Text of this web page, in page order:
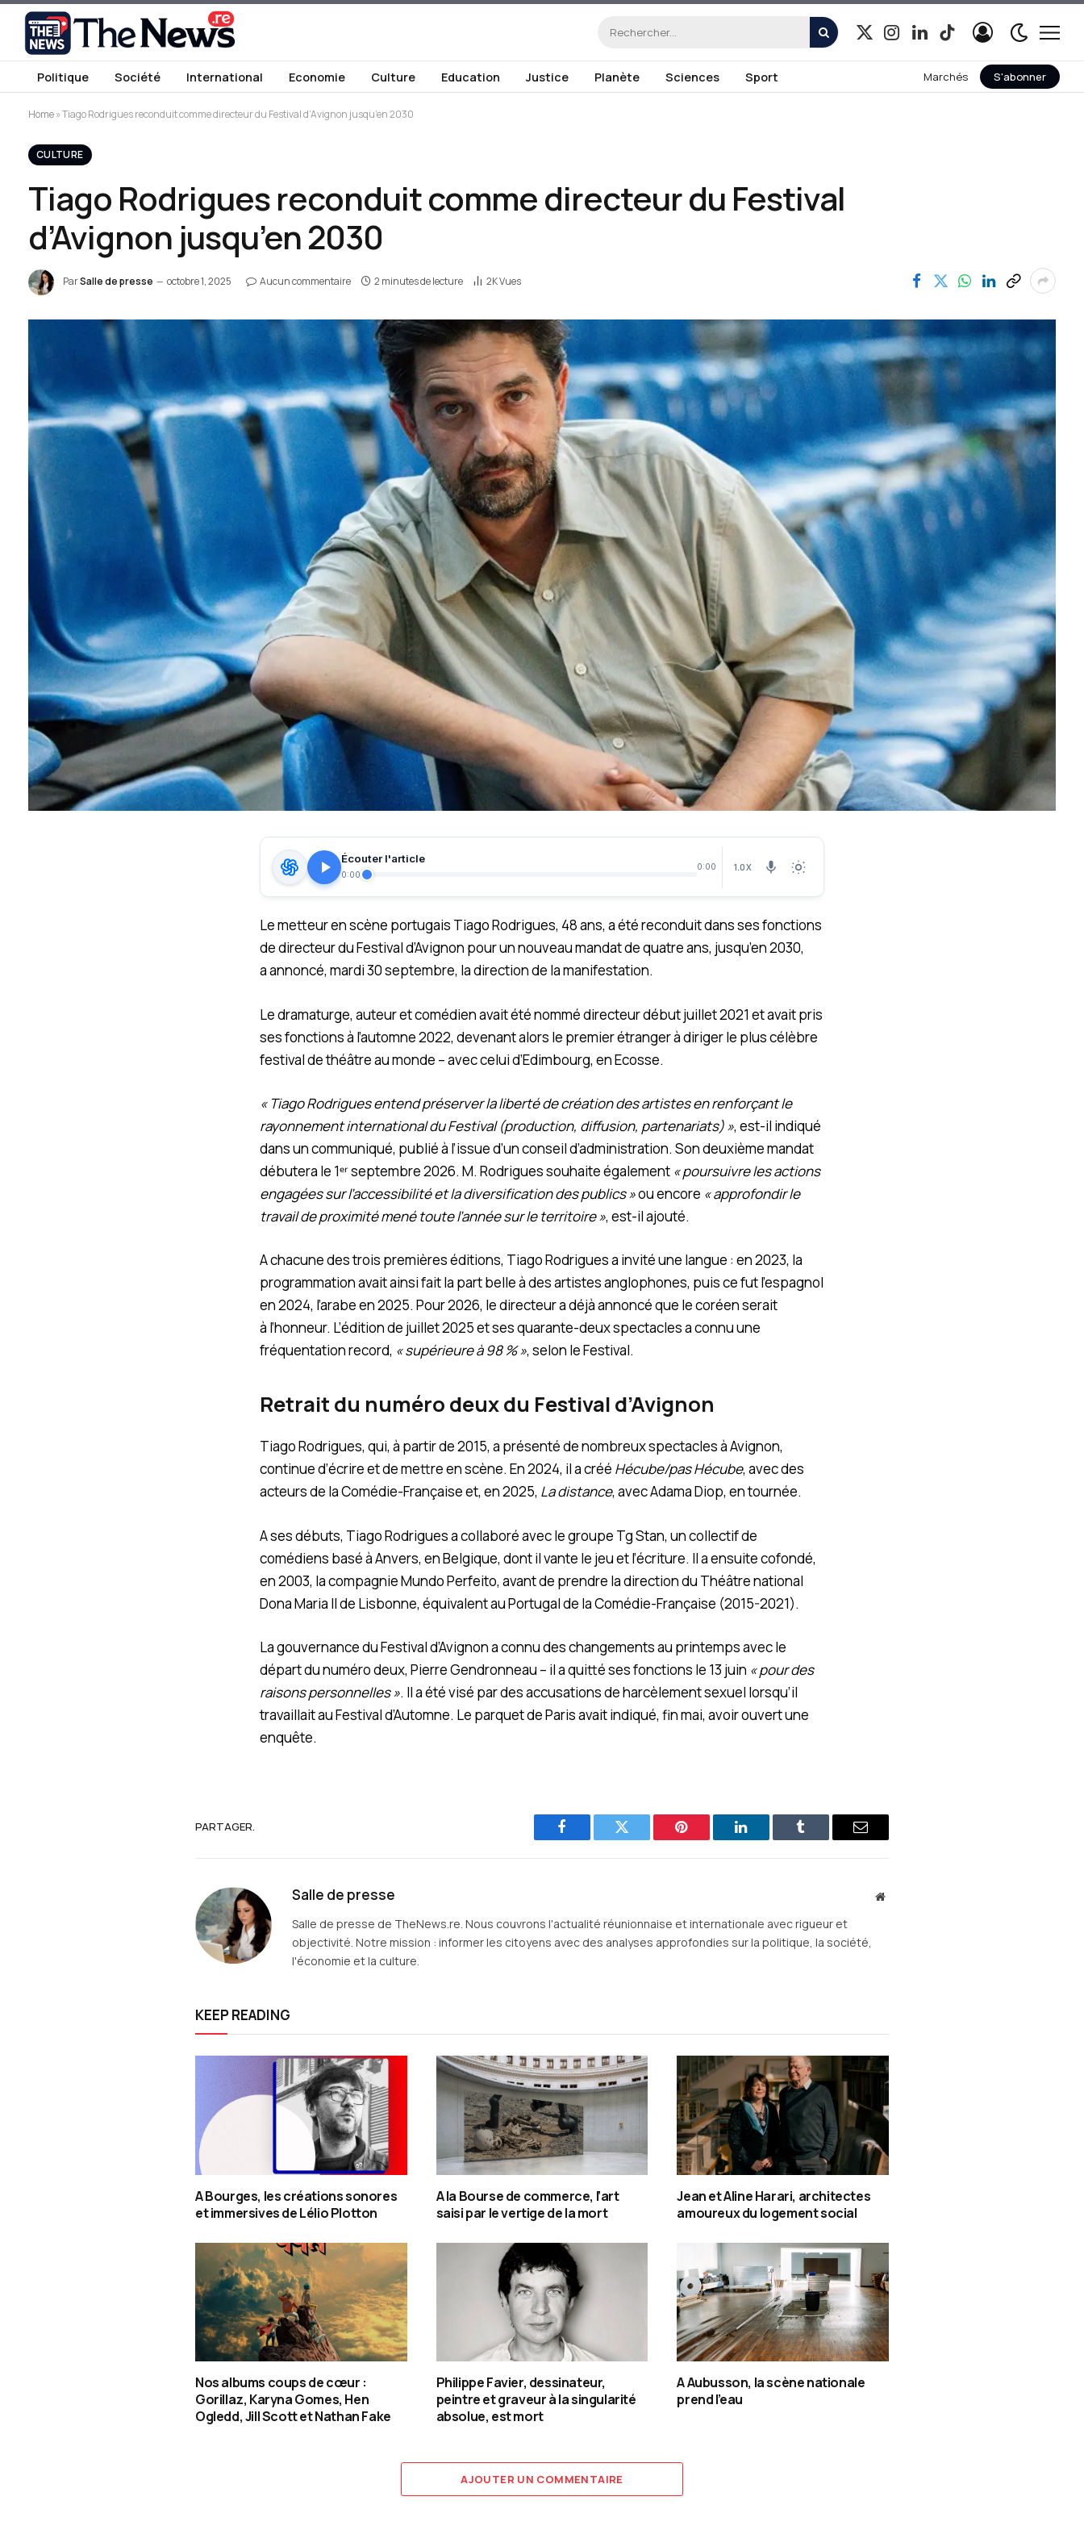
X
Instagram
LinkedInTikTok
Politique Société International Economie Culture Education Justice Planète Sciences Sport Marchés S'abonner
Home»Tiago Rodrigues reconduit comme directeur du Festival d’Avignon jusqu’en 2030
CULTURE
Tiago Rodrigues reconduit comme directeur du Festival
d’Avignon jusqu’en 2030
ParSalle de presse octobre 1, 2025 Aucun commentaire 2 minutes de lecture 2KVues
Écouter l'article
0:00
0:00 1.0X
Le metteur en scène portugais Tiago Rodrigues, 48 ans, a été reconduit dans ses fonctions
de directeur du Festival d’Avignon pour un nouveau mandat de quatre ans, jusqu’en 2030,
a annoncé, mardi 30 septembre, la direction de la manifestation.
Le dramaturge, auteur et comédien avait été nommé directeur début juillet 2021 et avait pris
ses fonctions à l’automne 2022, devenant alors le premier étranger à diriger le plus célèbre
festival de théâtre au monde – avec celui d’Edimbourg, en Ecosse.
« Tiago Rodrigues entend préserver la liberté de création des artistes en renforçant le
rayonnement international du Festival (production, diffusion, partenariats) », est-il indiqué
dans un communiqué, publié à l’issue d’un conseil d’administration. Son deuxième mandat
débutera le 1ᵉʳ septembre 2026. M. Rodrigues souhaite également « poursuivre les actions
engagées sur l’accessibilité et la diversification des publics »ou encore « approfondir le
travail de proximité mené toute l’année sur le territoire », est-il ajouté.
A chacune des trois premières éditions, Tiago Rodrigues a invité une langue : en 2023, la
programmation avait ainsi fait la part belle à des artistes anglophones, puis ce fut l’espagnol
en 2024, l’arabe en 2025. Pour 2026, le directeur a déjà annoncé que le coréen serait
à l’honneur. L’édition de juillet 2025 et ses quarante-deux spectacles a connu une
fréquentation record, « supérieure à 98 % », selon le Festival.
Retrait du numéro deux du Festival d’Avignon
Tiago Rodrigues, qui, à partir de 2015, a présenté de nombreux spectacles à Avignon,
continue d’écrire et de mettre en scène. En 2024, il a créé Hécube/pas Hécube, avec des
acteurs de la Comédie-Française et, en 2025, La distance, avec Adama Diop, en tournée.
A ses débuts, Tiago Rodrigues a collaboré avec le groupe Tg Stan, un collectif de
comédiens basé à Anvers, en Belgique, dont il vante le jeu et l’écriture. Il a ensuite cofondé,
en 2003, la compagnie Mundo Perfeito, avant de prendre la direction du Théâtre national
Dona Maria II de Lisbonne, équivalent au Portugal de la Comédie-Française (2015-2021).
La gouvernance du Festival d’Avignon a connu des changements au printemps avec le
départ du numéro deux, Pierre Gendronneau – il a quitté ses fonctions le 13 juin « pour des
raisons personnelles ». Il a été visé par des accusations de harcèlement sexuel lorsqu’il
travaillait au Festival d’Automne. Le parquet de Paris avait indiqué, fin mai, avoir ouvert une
enquête.
PARTAGER.
Facebook Twitter Pinterest LinkedIn Tumblr
E-
Salle de presse
Site
Salle de presse de TheNews.re. Nous couvrons l'actualité réunionnaise et internationale avec rigueur et
objectivité. Notre mission : informer les citoyens avec des analyses approfondies sur la politique, la société,
l'économie et la culture.
KEEP READING
A Bourges, les créations sonores
et immersives de Lélio Plotton
A la Bourse de commerce, l’art
saisi par le vertige de la mort
Jean et Aline Harari, architectes
amoureux du logement social
Nos albums coups de cœur :
Gorillaz, Karyna Gomes, Hen
Ogledd, Jill Scott et Nathan Fake
Philippe Favier, dessinateur,
peintre et graveur à la singularité
absolue, est mort
A Aubusson, la scène nationale
prend l’eau
AJOUTER UN COMMENTAIRE